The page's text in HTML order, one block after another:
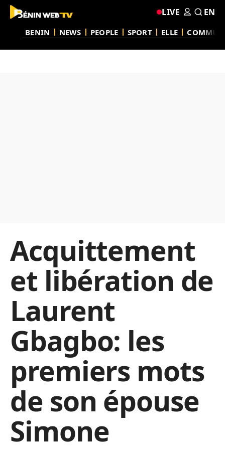
BENIN NEWS PEOPLE SPORT ELLE
LIVE EN
Acquittement
et libération de
Laurent
Gbagbo: les
premiers mots
de son épouse
Simone